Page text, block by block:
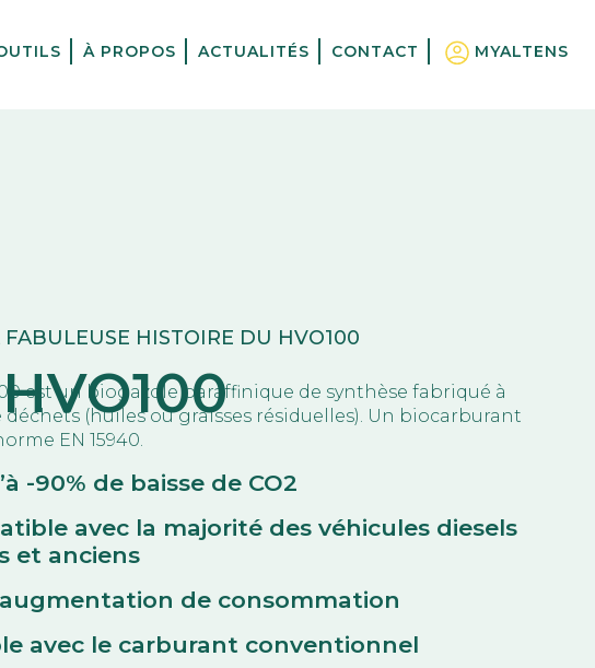
À PROPOS ACTUALITÉS CONTACT MYALTENS
FABULEUSE HISTOIRE DU HVO100
est un biogazole paraffinique de synthèse fabriqué à
(huiles ou graisses résiduelles). Un biocarburant
EN 15940.
-90% de baisse de CO2
avec la majorité des véhicules diesels
et anciens
de consommation
avec le carburant conventionnel